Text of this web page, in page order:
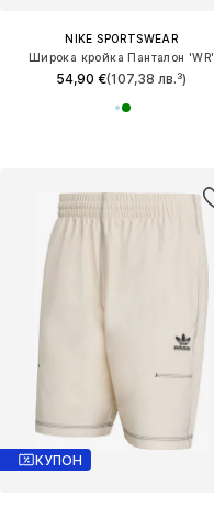
NIKE SPORTSWEAR
Широка кройка Панталон 'WR'
54,90 €(107,38 лв.³)
КУПОН